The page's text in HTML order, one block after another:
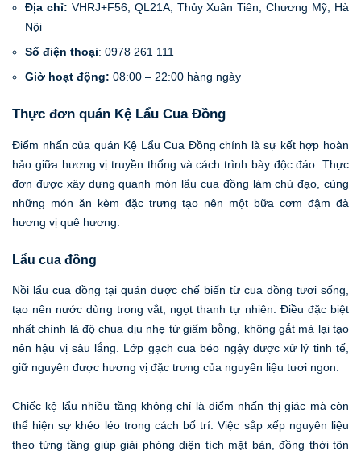
Địa chỉ: VHRJ+F56, QL21A, Thủy Xuân Tiên, Chương Mỹ, Hà
Nội
Số điện thoại: 0978 261 111
Giờ hoạt động: 08:00 – 22:00 hàng ngày
Thực đơn quán Kệ Lẩu Cua Đồng
Điểm nhấn của quán Kệ Lẩu Cua Đồng chính là sự kết hợp hoàn
hảo giữa hương vị truyền thống và cách trình bày độc đáo. Thực
đơn được xây dựng quanh món lẩu cua đồng làm chủ đạo, cùng
những món ăn kèm đặc trưng tạo nên một bữa cơm đậm đà
hương vị quê hương.
Lẩu cua đồng
Nồi lẩu cua đồng tại quán được chế biến từ cua đồng tươi sống,
tạo nên nước dùng trong vắt, ngọt thanh tự nhiên. Điều đặc biệt
nhất chính là độ chua dịu nhẹ từ giấm bỗng, không gắt mà lại tạo
nên hậu vị sâu lắng. Lớp gạch cua béo ngậy được xử lý tinh tế,
giữ nguyên được hương vị đặc trưng của nguyên liệu tươi ngon.
Chiếc kệ lẩu nhiều tầng không chỉ là điểm nhấn thị giác mà còn
thể hiện sự khéo léo trong cách bố trí. Việc sắp xếp nguyên liệu
theo từng tầng giúp giải phóng diện tích mặt bàn, đồng thời tôn